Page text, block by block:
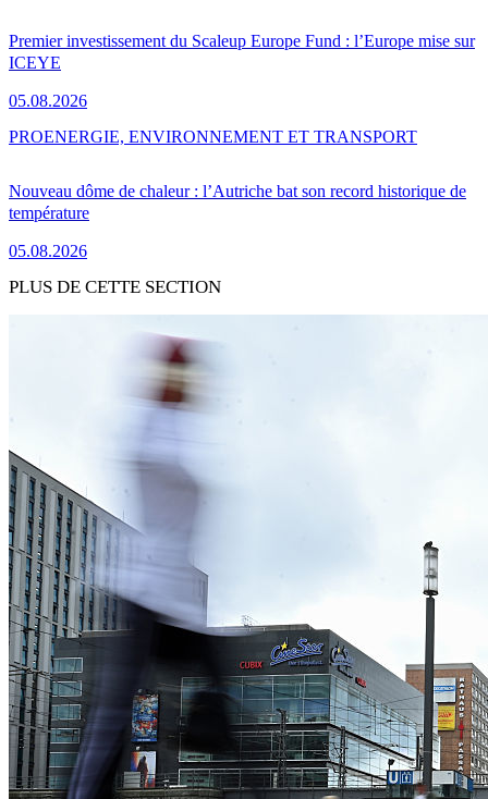
Premier investissement du Scaleup Europe Fund : l’Europe mise sur
ICEYE
05.08.2026
Nouveau dôme de chaleur : l’Autriche bat son record historique de
température
05.08.2026
PROENERGIE, ENVIRONNEMENT ET TRANSPORT
PLUS DE CETTE SECTION